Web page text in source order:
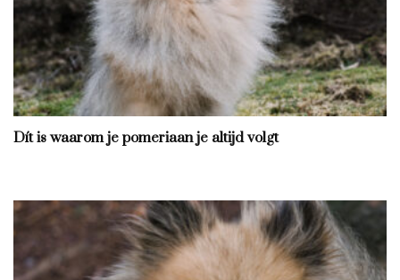
Dít is waarom je pomeriaan je altijd volgt